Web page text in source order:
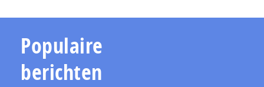
Populaire
berichten